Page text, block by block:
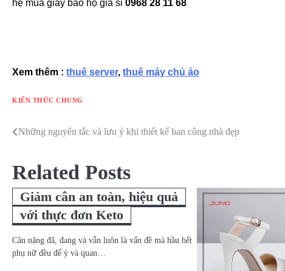
hệ mua giày bảo hộ giá sỉ 0968 28 11 68
Xem thêm : thuê server, thuê máy chủ ảo
KIẾN THỨC CHUNG
Điều
bài
viết
Những nguyên tắc và lưu ý khi thiết kế ban công nhà đẹp
Related Posts
Giảm cân an toàn, hiệu quả
với thực đơn Keto
Cân nặng đã, đang và vẫn luôn là vấn đề mà hầu hết
phụ nữ đều để ý và quan…